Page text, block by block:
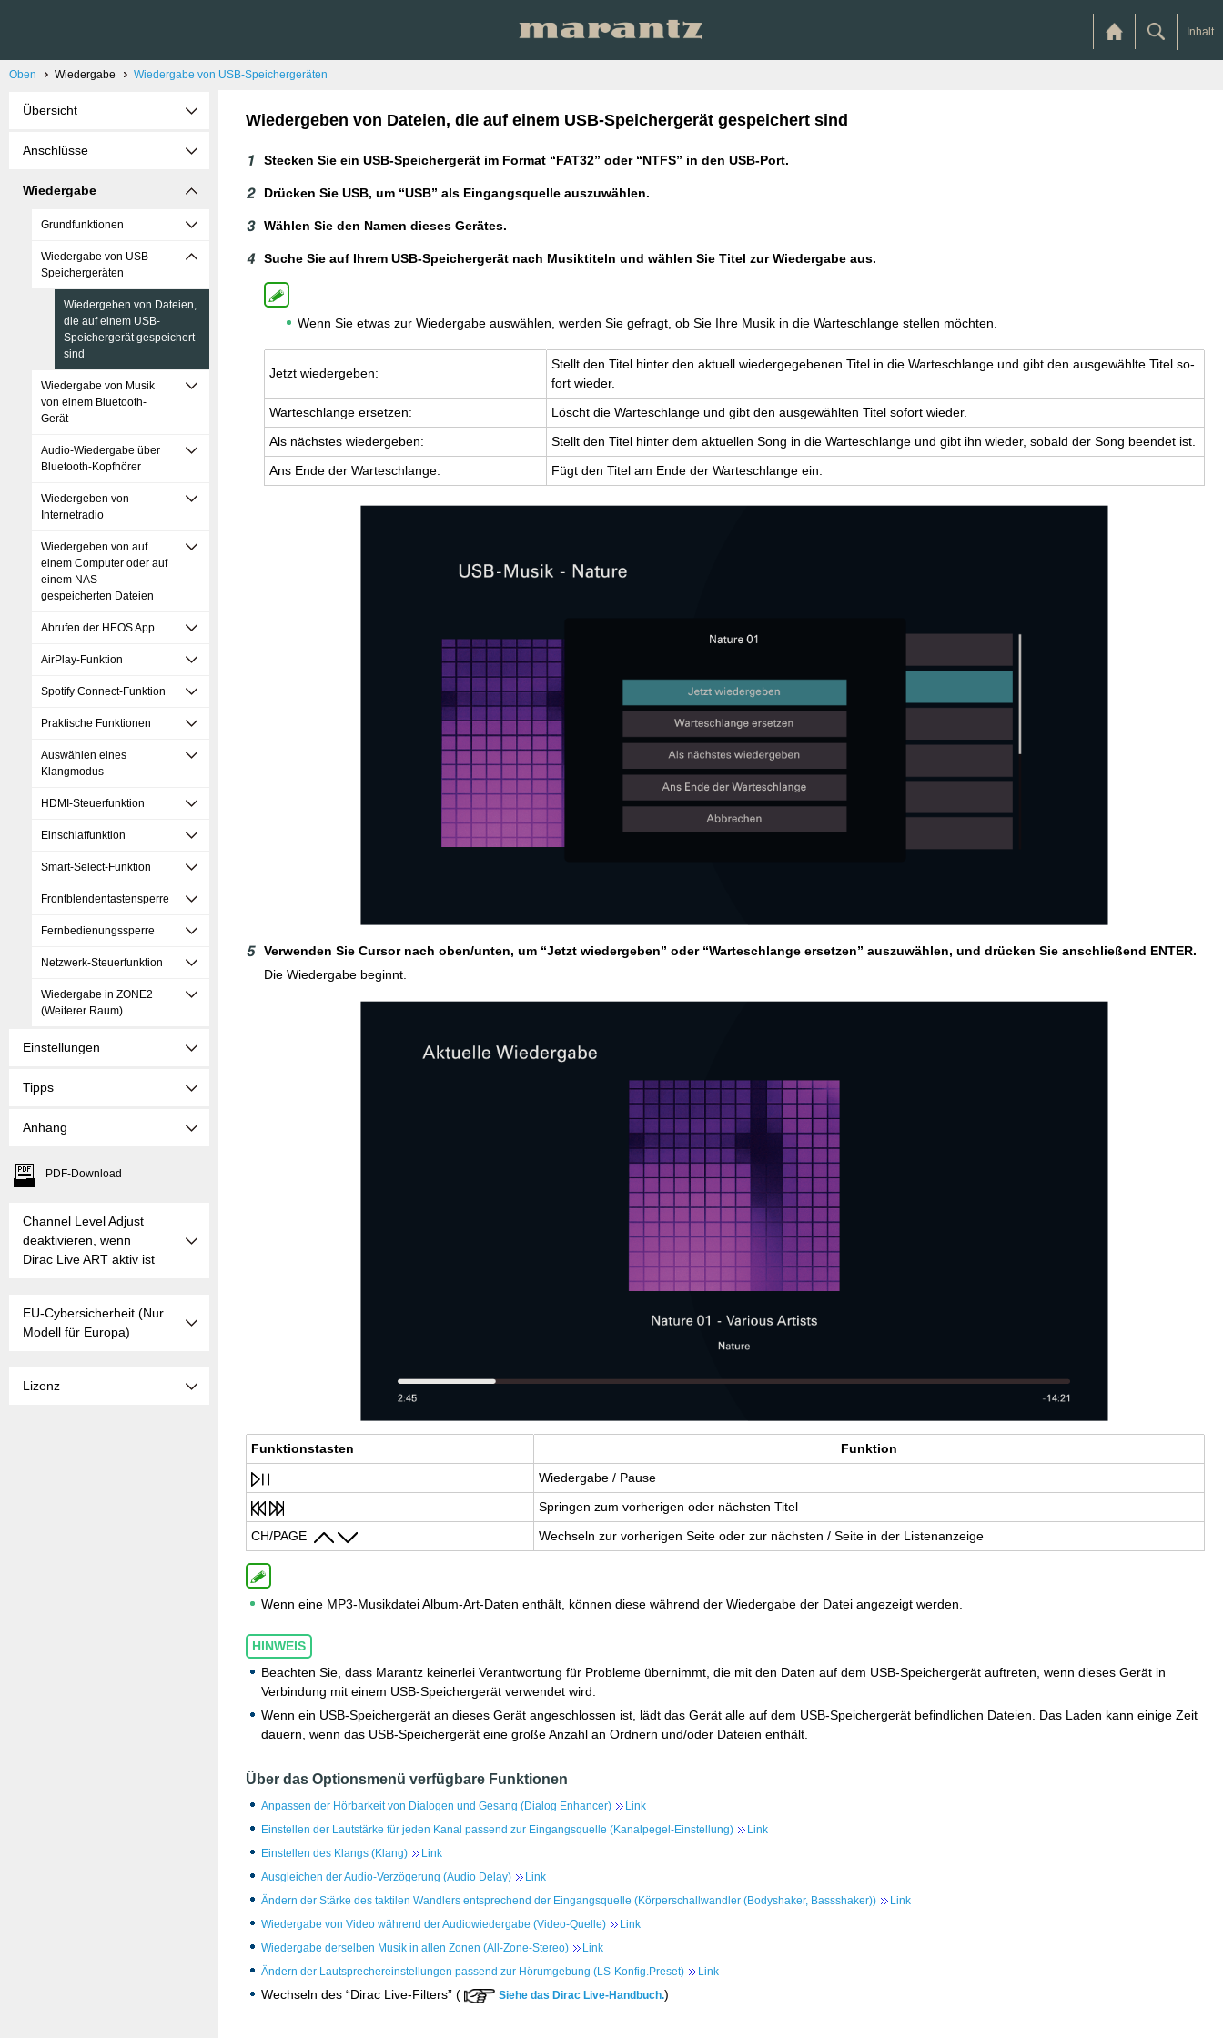
Inhalt
Oben Wiedergabe Wiedergabe von USB-Speichergeräten
Übersicht
Anschlüsse
Wiedergabe
Grundfunktionen
Wiedergabe von USB-
Speichergeräten
Wiedergeben von Dateien,
die auf einem USB-
Speichergerät gespeichert
sind
Wiedergabe von Musik
von einem Bluetooth-
Gerät
Audio-Wiedergabe über
Bluetooth-Kopfhörer
Wiedergeben von
Internetradio
Wiedergeben von auf
einem Computer oder auf
einem NAS
gespeicherten Dateien
Abrufen der HEOS App
AirPlay-Funktion
Spotify Connect-Funktion
Praktische Funktionen
Auswählen eines
Klangmodus
HDMI-Steuerfunktion
Einschlaffunktion
Smart-Select-Funktion
Frontblendentastensperre
Fernbedienungssperre
Netzwerk-Steuerfunktion
Wiedergabe in ZONE2
(Weiterer Raum)
Einstellungen
Tipps
Anhang
PDF-Download
Channel Level Adjust
deaktivieren, wenn
Dirac Live ART aktiv ist
EU-Cybersicherheit (Nur
Modell für Europa)
Lizenz
Wiedergeben von Dateien, die auf einem USB-Speichergerät gespeichert sind
Stecken Sie ein USB-Speichergerät im Format “FAT32” oder “NTFS” in den USB-Port.
Drücken Sie USB, um “USB” als Eingangsquelle auszuwählen.
Wählen Sie den Namen dieses Gerätes.
Suche Sie auf Ihrem USB-Speichergerät nach Musiktiteln und wählen Sie Titel zur Wiedergabe aus.
Wenn Sie etwas zur Wiedergabe auswählen, werden Sie gefragt, ob Sie Ihre Musik in die Warteschlange stellen möchten.
Jetzt wie­der­ge­ben:
Stellt den Titel hin­ter den ak­tu­ell wie­der­ge­ge­be­nen Titel in die War­te­schlan­ge und gibt den aus­ge­wähl­te Titel so­
fort wie­der.
War­te­schlan­ge er­set­zen:
Löscht die War­te­schlan­ge und gibt den aus­ge­wähl­ten Titel so­fort wie­der.
Als nächs­tes wie­der­ge­ben:
Stellt den Titel hin­ter dem ak­tu­el­len Song in die War­te­schlan­ge und gibt ihn wie­der, so­bald der Song be­en­det ist.
Ans Ende der War­te­schlan­ge:
Fügt den Titel am Ende der War­te­schlan­ge ein.
Verwenden Sie Cursor nach oben/unten, um “Jetzt wiedergeben” oder “Warteschlange ersetzen” auszuwählen, und drücken Sie anschließend ENTER.
Die Wiedergabe beginnt.
Funk­ti­ons­tas­ten
Funk­ti­on
Wie­der­ga­be / Pause
Sprin­gen zum vor­he­ri­gen oder nächs­ten Titel
CH/PAGE
Wech­seln zur vor­he­ri­gen Seite oder zur nächs­ten / Seite in der Lis­ten­an­zei­ge
Wenn eine MP3-Musikdatei Album-Art-Daten enthält, können diese während der Wiedergabe der Datei angezeigt werden.
HINWEIS
Beachten Sie, dass Marantz keinerlei Verantwortung für Probleme übernimmt, die mit den Daten auf dem USB-Speichergerät auftreten, wenn dieses Gerät in
Verbindung mit einem USB-Speichergerät verwendet wird.
Wenn ein USB-Speichergerät an dieses Gerät angeschlossen ist, lädt das Gerät alle auf dem USB-Speichergerät befindlichen Dateien. Das Laden kann einige Zeit
dauern, wenn das USB-Speichergerät eine große Anzahl an Ordnern und/oder Dateien enthält.
Über das Optionsmenü verfügbare Funktionen
Anpassen der Hörbarkeit von Dialogen und Gesang (Dialog Enhancer)
Link
Einstellen der Lautstärke für jeden Kanal passend zur Eingangsquelle (Kanalpegel-Einstellung)
Link
Einstellen des Klangs (Klang)
Link
Ausgleichen der Audio-Verzögerung (Audio Delay)
Link
Ändern der Stärke des taktilen Wandlers entsprechend der Eingangsquelle (Körperschallwandler (Bodyshaker, Bassshaker))
Link
Wiedergabe von Video während der Audiowiedergabe (Video-Quelle)
Link
Wiedergabe derselben Musik in allen Zonen (All-Zone-Stereo)
Link
Ändern der Lautsprechereinstellungen passend zur Hörumgebung (LS-Konfig.Preset)
Link
Wechseln des “Dirac Live-Filters” ( Siehe das Dirac Live-Handbuch.)